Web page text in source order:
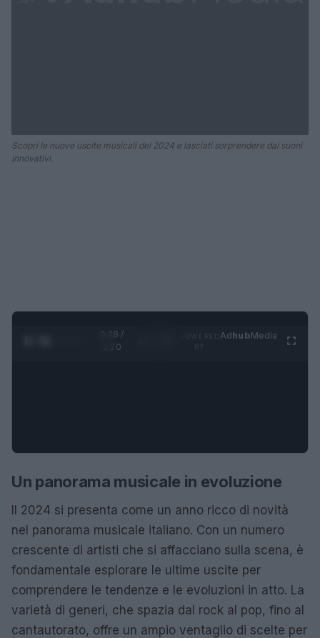
Scopri le nuove uscite musicali del 2024 e lasciati sorprendere dai suoni
innovativi.
0:28 /
1:20
AdhubMedia
Un panorama musicale in evoluzione
Il 2024 si presenta come un anno ricco di novità
nel panorama musicale italiano. Con un numero
crescente di artisti che si affacciano sulla scena, è
fondamentale esplorare le ultime uscite per
comprendere le tendenze e le evoluzioni in atto. La
varietà di generi, che spazia dal rock al pop, fino al
cantautorato, offre un ampio ventaglio di scelte per